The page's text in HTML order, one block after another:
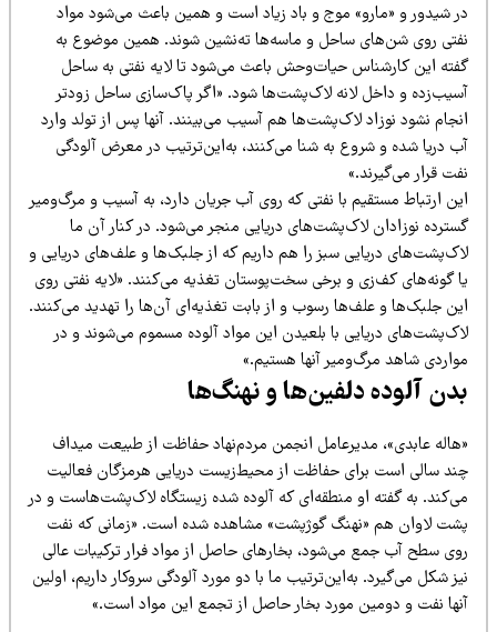
شیدور و «مارو» موج و باد زیاد است و همین باعث می‌شود مواد
روی شن‌های ساحل و ماسه‌ها ته‌نشین شوند. همین موضوع به
این کارشناس حیات‌وحش باعث می‌شود تا لایه نفتی به ساحل
و داخل لانه لاک‌پشت‌ها شود. «اگر پاک‌سازی ساحل زودتر
نشود نوزاد لاک‌پشت‌ها هم آسیب می‌بینند. آنها پس از تولد وارد
دریا شده و شروع به شنا می‌کنند، به‌این‌ترتیب در معرض آلودگی
قرار می‌گیرند.»
ارتباط مستقیم با نفتی که روی آب جریان دارد، به آسیب و مرگ‌ومیر
نوزادان لاک‌پشت‌های دریایی منجر می‌شود. در کنار آن ما
دریایی سبز را هم داریم که از جلبک‌ها و علف‌های دریایی و
گونه‌های کف‌زی و برخی سخت‌پوستان تغذیه می‌کنند. «لایه نفتی روی
جلبک‌ها و علف‌ها رسوب و از بابت تغذیه‌ای آن‌ها را تهدید می‌کنند.
دریایی با بلعیدن این مواد آلوده مسموم می‌شوند و در
شاهد مرگ‌ومیر آنها هستیم.»
آلوده دلفین‌ها و نهنگ‌ها
عابدی»، مدیرعامل انجمن مردم‌نهاد حفاظت از طبیعت میداف
سالی است برای حفاظت از محیط‌زیست دریایی هرمزگان فعالیت
به گفته او منطقه‌ای که آلوده شده زیستگاه لاک‌پشت‌هاست و در
لاوان هم «نهنگ گوژپشت» مشاهده شده است. «زمانی که نفت
سطح آب جمع می‌شود، بخارهای حاصل از مواد فرار ترکیبات عالی
شکل می‌گیرد. به‌این‌ترتیب ما با دو مورد آلودگی سروکار داریم، اولین
نفت و دومین مورد بخار حاصل از تجمع این مواد است.»